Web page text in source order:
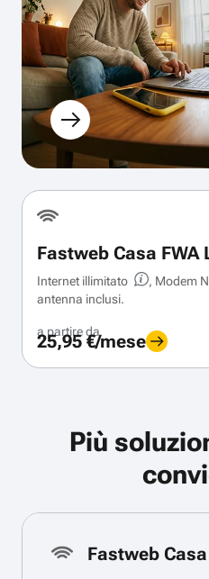
Fastweb Casa FWA
Internet illimitato
, Modem
antenna inclusi.
a partire da
25,95 €/mese
Più
Fastweb